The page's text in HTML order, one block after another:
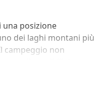
una posizione
dei laghi montani più
campeggio non
disponibili due
in caso di